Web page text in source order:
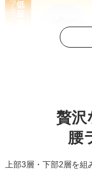
贅沢
腰
上部3層・下部2層を組